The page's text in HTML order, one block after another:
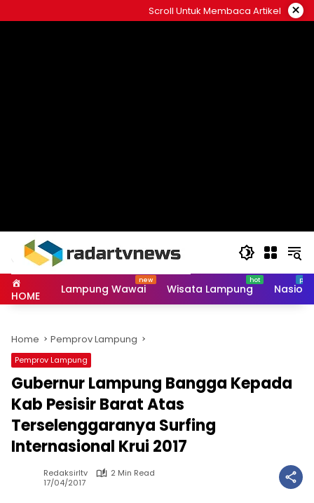
to
Scroll Untuk Membaca Artikel ×
HOME Lampung Wawai Wisata Lampung
Home Pemprov Lampung
Pemprov Lampung
Gubernur Lampung Bangga Kepada
Kab Pesisir Barat Atas
Terselenggaranya Surfing
Internasional Krui 2017
Redaksirltv
2 Min Read
17/04/2017